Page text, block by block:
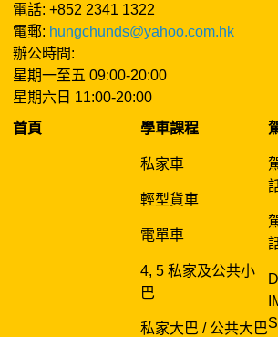
電話: +852 2341 1322
電郵: hungchunds@yahoo.com.hk
辦公時間:
星期一至五 09:00-20:00
星期六日 11:00-20:00
首頁
學車課程
私家車
輕型貨車
電單車
4, 5 私家及公共小
巴
私家大巴 / 公共大巴